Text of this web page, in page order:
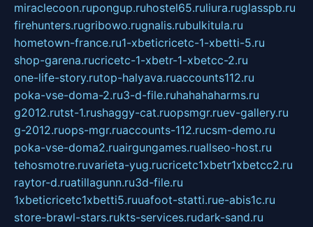
miraclecoon.rupongup.ruhostel65.ruliura.ruglasspb.ru
firehunters.rugribowo.rugnalis.rubulkitula.ru
hometown-france.ru1-xbeticricetc-1-xbetti-5.ru
shop-garena.rucricetc-1-xbetr-1-xbetcc-2.ru
one-life-story.rutop-halyava.ruaccounts112.ru
poka-vse-doma-2.ru3-d-file.ruhahahaharms.ru
g2012.rutst-1.rushaggy-cat.ruopsmgr.ruev-gallery.ru
g-2012.ruops-mgr.ruaccounts-112.rucsm-demo.ru
poka-vse-doma2.ruairgungames.ruallseo-host.ru
tehosmotre.ruvarieta-yug.rucricetc1xbetr1xbetcc2.ru
raytor-d.ruatillagunn.ru3d-file.ru
1xbeticricetc1xbetti5.ruuafoot-statti.rue-abis1c.ru
store-brawl-stars.rukts-services.rudark-sand.ru